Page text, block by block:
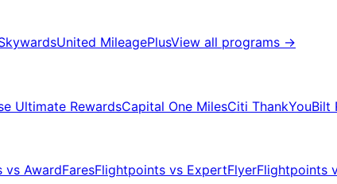
United MileagePlusView all programs →
Ultimate RewardsCapital One MilesCiti ThankYouBilt
vs AwardFaresFlightpoints vs ExpertFlyerFlightpoints